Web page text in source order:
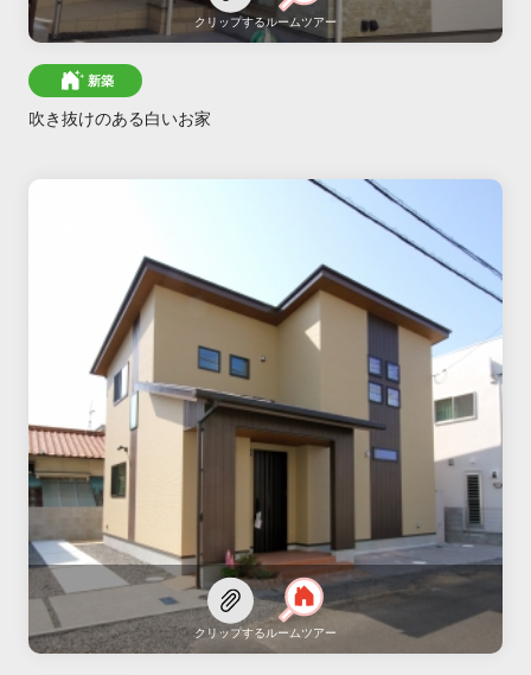
クリップするルームツアー
新築
吹き抜けのある白いお家
クリップするルームツアー